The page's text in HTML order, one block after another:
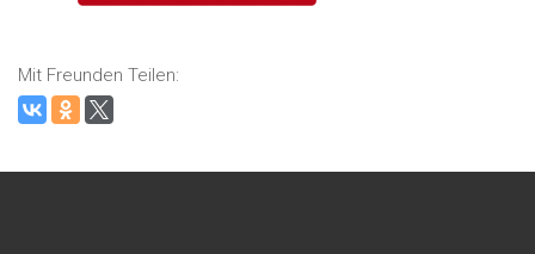
Mit Freunden Teilen: